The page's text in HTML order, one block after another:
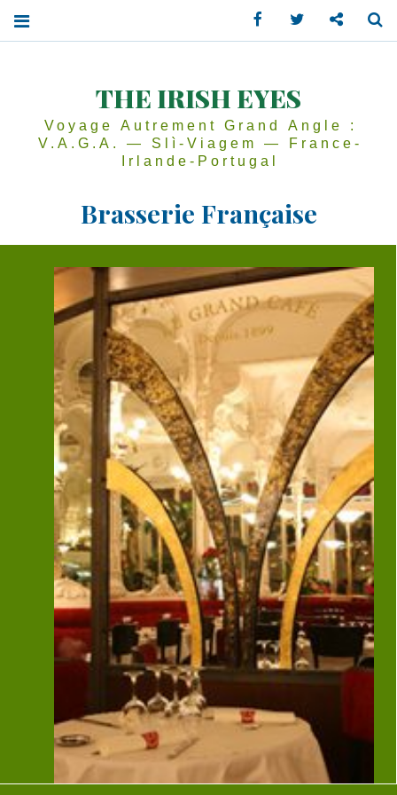
THE IRISH EYES
Voyage Autrement Grand Angle :
V.A.G.A. — Slì-Viagem — France-
Irlande-Portugal
Brasserie Française
Facebook Twitter